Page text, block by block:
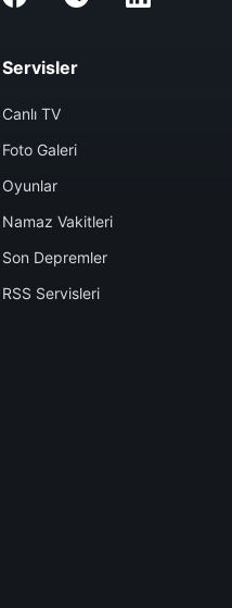
Servisler
Canlı TV
Foto Galeri
Oyunlar
Namaz Vakitleri
Son Depremler
RSS Servisleri